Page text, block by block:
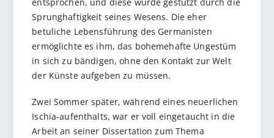
entsprochen, und diese wurde gestützt durch die
Sprunghaftigkeit seines Wesens. Die eher
betuliche Lebensführung des Germanisten
ermöglichte es ihm, das bohemehafte Ungestüm
in sich zu bändigen, ohne den Kontakt zur Welt
der Künste aufgeben zu müssen.
Zwei Sommer später, während eines neuerlichen
Ischia-aufenthalts, war er voll eingetaucht in die
Arbeit an seiner Dissertation zum Thema